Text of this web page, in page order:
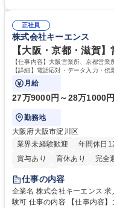
平均100件前後■メール・手紙：同上40件前後 募
相談室】お客様のお声をもと
すのでご安心ください。 【当
う会社として、お客様との出
を込めてコミュニケーション
す。 学歴・資格 学歴：大学院 大学 高専 短大 専修学校 高校 語学力： 資
格：
正社員
株式会社キーエンス
【大阪・京都・滋賀
【仕事内容】大阪営業所、京都営
【詳細】電話応対・データ入力・
で発生する事務業務や業務改善をお
月給
27万9000円～28万1000円
勤務地
大阪府大阪市淀川区
業界未経験歓迎
年間休日
賞与あり
育休あり 完全
土日祝休み
仕事の内容
企業名 株式会社キーエンス 求人名 【大阪・京都・滋賀】営業事務 ※未経
験可 仕事の内容 【仕事内容】大阪営業所、京都営業所、滋賀営業所いず